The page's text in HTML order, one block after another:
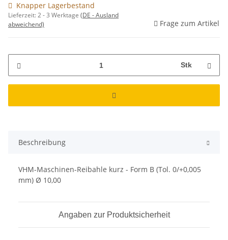
Knapper Lagerbestand
Lieferzeit:2 - 3 Werktage (DE - Ausland
abweichend)
Frage zum Artikel
Stk
Beschreibung
VHM-Maschinen-Reibahle kurz - Form B (Tol. 0/+0,005
mm) Ø 10,00
Angaben zur Produktsicherheit